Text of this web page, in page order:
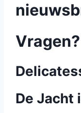
De Jacht